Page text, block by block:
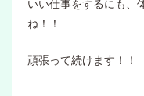
いい仕事をするにも、
ね！！
頑張って続けます！！